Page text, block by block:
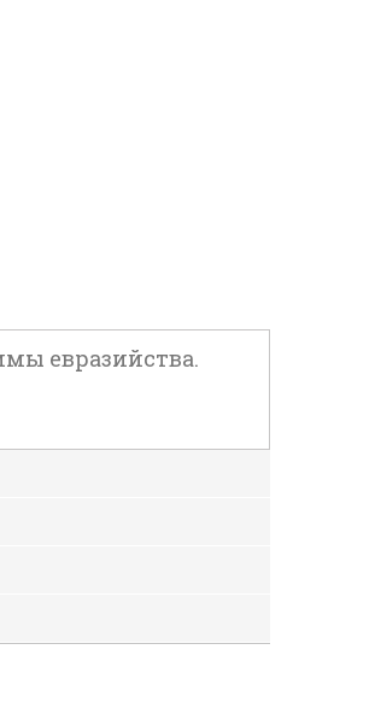
евразийства.